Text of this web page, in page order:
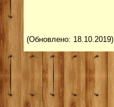
(Обновлено: 18.10.2019)